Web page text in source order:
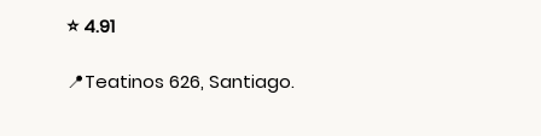
⭐ 4.91
📍Teatinos 626, Santiago.